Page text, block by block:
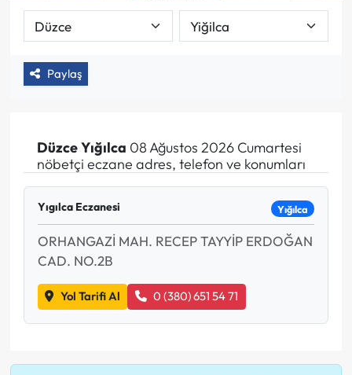
Paylaş
DüzceYığılca 08 Ağustos 2026 Cumartesi
nöbetçi eczane adres, telefon ve konumları
Yıgılca Eczanesi Yığılca
ORHANGAZİ MAH. RECEP TAYYİP ERDOĞAN
CAD. NO.2B
Yol Tarifi Al 0 (380) 651 54 71